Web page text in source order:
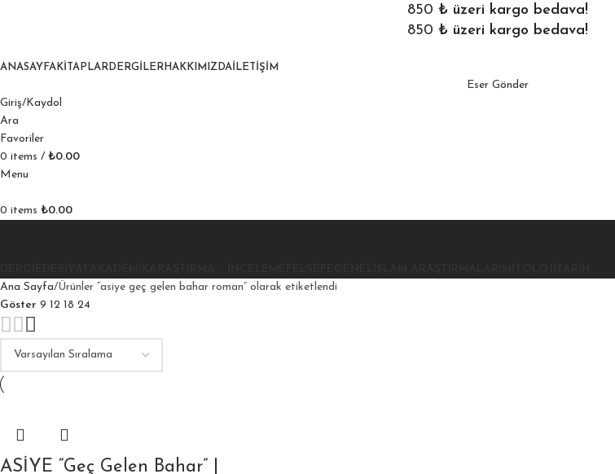
850 ₺ üzeri kargo bedava!
850 ₺ üzeri kargo bedava!
ANASAYFA KITAPLAR DERGILER HAKKIMIZDA İLETIŞIM
Eser Gönder
Giriş/Kaydol
Ara
Favoriler
0 items / ₺0.00
Menu
0 items ₺0.00
Ana Sayfa Ürünler “asiye geç gelen bahar roman” olarak etiketlendi
Göster 9 12 18 24
ASİYE “Geç Gelen Bahar” |